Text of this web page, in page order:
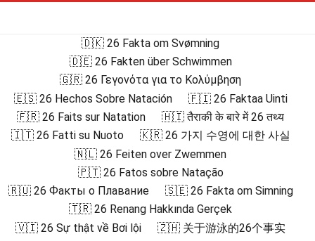
🇩🇰 26 Fakta om Svømning
🇩🇪 26 Fakten über Schwimmen
🇬🇷 26 Γεγονότα για το Κολύμβηση
🇪🇸 26 Hechos Sobre Natación
🇫🇮 26 Faktaa Uinti
🇫🇷 26 Faits sur Natation
🇭🇮 तैराकी के बारे में 26 तथ्य
🇮🇹 26 Fatti su Nuoto
🇰🇷 26 가지 수영에 대한 사실
🇳🇱 26 Feiten over Zwemmen
🇵🇹 26 Fatos sobre Natação
🇷🇺 26 Факты о Плавание
🇸🇪 26 Fakta om Simning
🇹🇷 26 Renang Hakkında Gerçek
🇻🇮 26 Sự thật về Bơi lội
🇿🇭 关于游泳的26个事实